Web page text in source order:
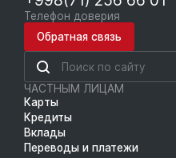
Телефон доверия
Обратная связь
ЧАСТНЫМ ЛИЦАМ
Карты
Кредиты
Вклады
Переводы и платежи